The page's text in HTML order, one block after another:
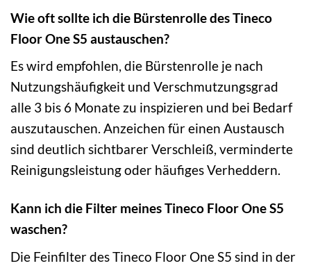
Wie oft sollte ich die Bürstenrolle des Tineco
Floor One S5 austauschen?
Es wird empfohlen, die Bürstenrolle je nach
Nutzungshäufigkeit und Verschmutzungsgrad
alle 3 bis 6 Monate zu inspizieren und bei Bedarf
auszutauschen. Anzeichen für einen Austausch
sind deutlich sichtbarer Verschleiß, verminderte
Reinigungsleistung oder häufiges Verheddern.
Kann ich die Filter meines Tineco Floor One S5
waschen?
Die Feinfilter des Tineco Floor One S5 sind in der